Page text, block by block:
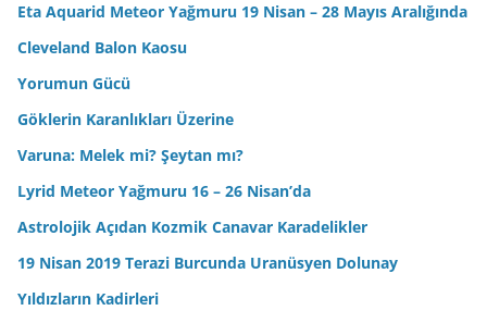
Eta Aquarid Meteor Yağmuru 19 Nisan – 28 Mayıs Aralığında
Cleveland Balon Kaosu
Yorumun Gücü
Göklerin Karanlıkları Üzerine
Varuna: Melek mi? Şeytan mı?
Lyrid Meteor Yağmuru 16 – 26 Nisan’da
Astrolojik Açıdan Kozmik Canavar Karadelikler
19 Nisan 2019 Terazi Burcunda Uranüsyen Dolunay
Yıldızların Kadirleri